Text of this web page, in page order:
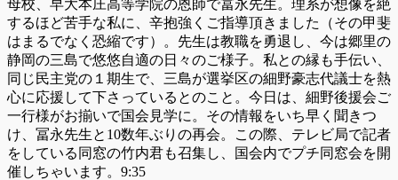
母校、早大本庄高等学院の恩師で冨永先生。理系が想像を絶
するほど苦手な私に、辛抱強くご指導頂きました（その甲斐
はまるでなく恐縮です）。先生は教職を勇退し、今は郷里の
静岡の三島で悠悠自適の日々のご様子。私との縁も手伝い、
同じ民主党の１期生で、三島が選挙区の細野豪志代議士を熱
心に応援して下さっているとのこと。今日は、細野後援会ご
一行様がお揃いで国会見学に。その情報をいち早く聞きつ
け、冨永先生と10数年ぶりの再会。この際、テレビ局で記者
をしている同窓の竹内君も召集し、国会内でプチ同窓会を開
催しちゃいます。9:35